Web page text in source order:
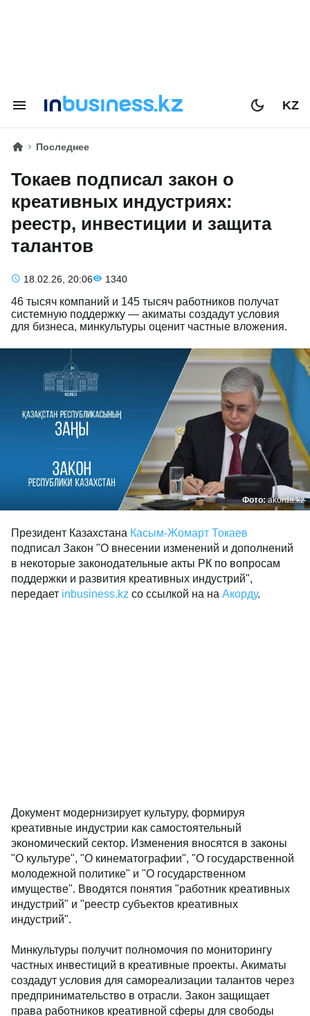
KZ
Последнее
Токаев подписал закон о
креативных индустриях:
реестр, инвестиции и защита
талантов
18.02.26, 20:06 1340
46 тысяч компаний и 145 тысяч работников получат
системную поддержку — акиматы создадут условия
для бизнеса, минкультуры оценит частные вложения.
Фото:akorda.kz
Президент Казахстана Касым-Жомарт Токаев
подписал Закон "О внесении изменений и дополнений
в некоторые законодательные акты РК по вопросам
поддержки и развития креативных индустрий",
передает inbusiness.kz со ссылкой на на Акорду.
Документ модернизирует культуру, формируя
креативные индустрии как самостоятельный
экономический сектор. Изменения вносятся в законы
"О культуре", "О кинематографии", "О государственной
молодежной политике" и "О государственном
имуществе". Вводятся понятия "работник креативных
индустрий" и "реестр субъектов креативных
индустрий".
Минкультуры получит полномочия по мониторингу
частных инвестиций в креативные проекты. Акиматы
создадут условия для самореализации талантов через
предпринимательство в отрасли. Закон защищает
права работников креативной сферы для свободы